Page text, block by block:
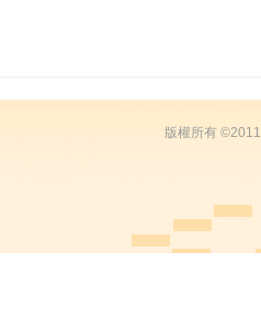
版權所有 ©2011